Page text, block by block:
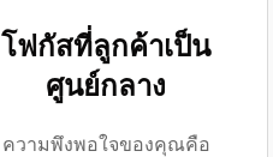
โฟกัสที่ลูกค้าเป็น
ศูนย์กลาง
ความพึงพอใจของคุณคือ